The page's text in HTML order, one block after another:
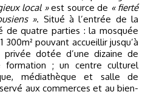
local »est source de « fierté
». Situé à l’entrée de la
de quatre parties : la mosquée
300m² pouvant accueillir jusqu’à
dotée d’une dizaine de
formation ; un centre culturel
médiathèque et salle de
aux commerces et au bien-